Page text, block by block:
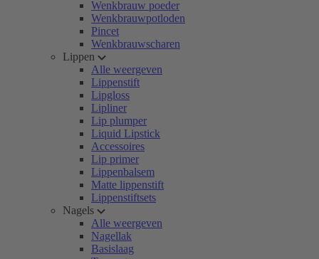
Wenkbrauw poeder
Wenkbrauwpotloden
Pincet
Wenkbrauwscharen
Lippen
Alle weergeven
Lippenstift
Lipgloss
Lipliner
Lip plumper
Liquid Lipstick
Accessoires
Lip primer
Lippenbalsem
Matte lippenstift
Lippenstiftsets
Nagels
Alle weergeven
Nagellak
Basislaag